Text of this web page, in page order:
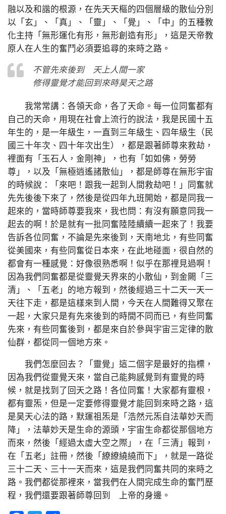
融以及和諧的根源，在先天天樞的四個層級的散仙分別
以「玄」、「真」、「靈」、「覺」、「中」的五種教
化主持「無形運化有形，無形創造有形」，這是天帝教
原人在人生的奮鬥必須要追尋的來時之路。
不管先來後到 天上人間一家
修得靈覺才能回到來時昊天之路
我常常講：各領天命，各了天命。每一位同奮都有
自己的天命，用現在社會上流行的說法，我是民國十五
年生的，是一年級生，一直到三年級生、四年級生（民
國三十年次、四十年次出生），都是跟著師尊來救劫，
裡面有「玉石人，金剛神」，也有「如如佛，勞勞
尊」，以及「無極逍遙諸散仙」，都是師尊在無形宇宙
的時候說：「來吧！跟我一起到人間救劫吧！」同奮就
先先後後下來了，然後是從四年九班開始，都是同我一
起來的，當時師尊要我來，我也問：有沒有願意同我一
起去的啊！於是就有一批同奮陸陸續續一起來了！我要
告訴各位同奮，不論是先來後到，天南地北，有些同奮
從美國來，有些同奮從日本來，在此地碰面，很自然的
都會有一種感覺：好像很熟悉啊！似乎在那裡見過啊！
因為我們同奮都是從靈覺天界來的小散仙，到金闕「三
清」、「五老」的地方報到，然後經過三十二天一天一
天往下走，都是這樣來到人間，今天在人間難得又聚在
一起，大家只是有先來後到的時間不同而已，有些同奮
先來，有些同奮後到，都是來自於參與宇宙三定律的散
仙群，都從同一個地方來。
我們怎麼回去？「靈覺」這二個字是最好的指標，
因為我們從靈覺天來，當自己能夠感覺到有靈覺的時
候，就是找到了回天之路！各位同奮！大家都有靈根，
都有靈炁，但是一定要修得靈覺才能回到來時之路，這
是昊天心法的路，默運祖炁是「浩然元炁自法華妙天而
降」，法華妙天是生命的源頭，宇宙生命都從那個地方
而來，然後「經過太虛大空之際」，在「三清」報到，
在「五老」註冊，然後「繚繚繞繞而下」，就是一路從
三十二天、三十一天而來，這是我們同奮共同的來時之
路。我們都從那裡來，當我們在人間完成生命的奮鬥歷
程，我們還要跟著師尊回到 上帝的身邊。